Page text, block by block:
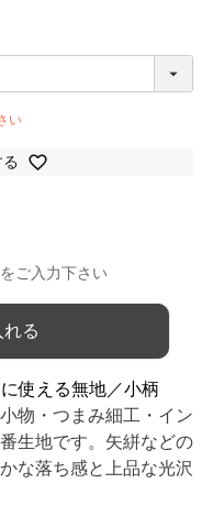
る
使える無地／小柄
物・つまみ細工・イン
生地です。矢絣などの
な落ち感と上品な光沢